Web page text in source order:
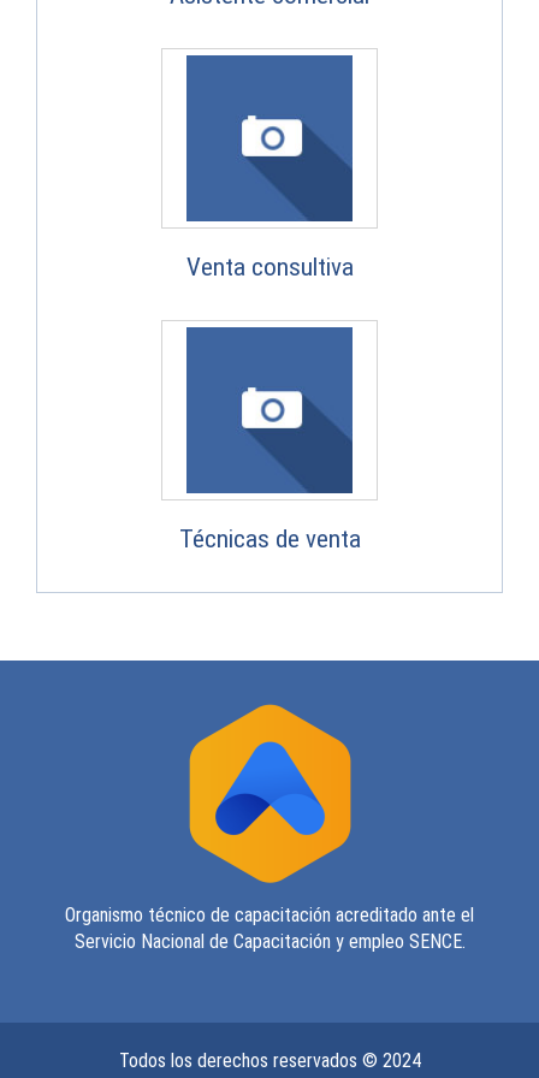
Venta consultiva
Técnicas de venta
Organismo técnico de capacitación acreditado ante el
Servicio Nacional de Capacitación y empleo SENCE.
Todos los derechos reservados © 2024